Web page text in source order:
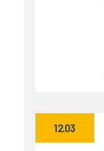
12.03